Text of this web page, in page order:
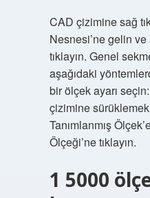
CAD çizimine sağ
Nesnesi’ne gelin ve
tıklayın. Genel
aşağıdaki
bir ölçek ayarı
çizimine
Tanımlanmış
Ölçeği’ne tıklayın.
1 5000